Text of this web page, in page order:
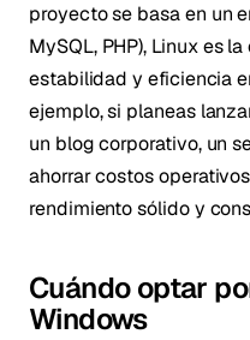
proyecto se basa en un
MySQL, PHP), Linux es
estabilidad y eficiencia
ejemplo, si planeas
un blog corporativo, un
ahorrar costos
rendimiento sólido y
Cuándo optar
Windows